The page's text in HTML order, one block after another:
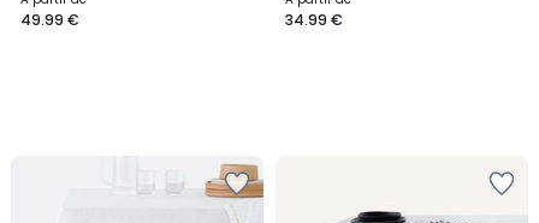
49.99 € 34.99 €